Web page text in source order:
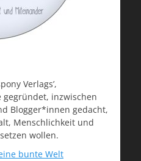
Verlags’,
inzwischen
Blogger*innen gedacht,
Menschlichkeit und
wollen.
bunte Welt